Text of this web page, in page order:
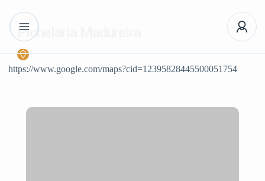
Pichelaria Madureira
https://www.google.com/maps?cid=12395828445500051754